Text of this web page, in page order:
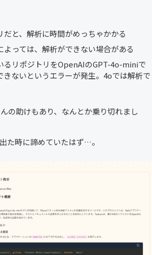
だと、解析に時間がめっちゃかかる
よっては、解析ができない場合がある
るリポジトリをOpenAIのGPT-4o-miniで
きないというエラーが発生。4oでは解析で
の助けもあり、なんとか乗り切れまし
た時に諦めていたはず…。